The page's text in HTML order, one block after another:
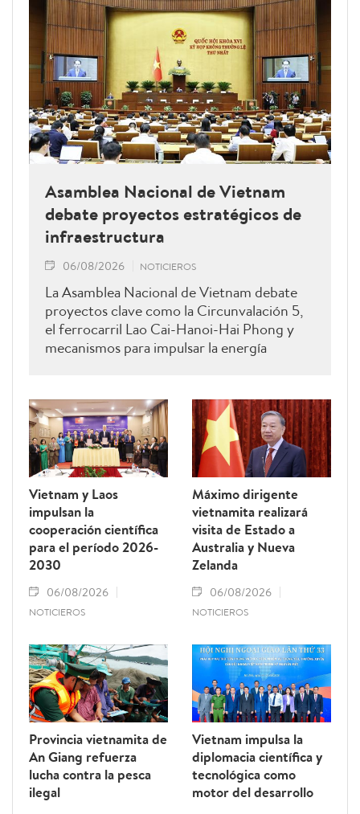
Asamblea Nacional de Vietnam
debate proyectos estratégicos de
infraestructura
06/08/2026 NOTICIEROS
La Asamblea Nacional de Vietnam debate
proyectos clave como la Circunvalación 5,
el ferrocarril Lao Cai-Hanoi-Hai Phong y
mecanismos para impulsar la energía
Vietnam y Laos
impulsan la
cooperación científica
para el período 2026-
2030
06/08/2026
NOTICIEROS
Máximo dirigente
vietnamita realizará
visita de Estado a
Australia y Nueva
Zelanda
06/08/2026
NOTICIEROS
Provincia vietnamita de
An Giang refuerza
lucha contra la pesca
ilegal
Vietnam impulsa la
diplomacia científica y
tecnológica como
motor del desarrollo